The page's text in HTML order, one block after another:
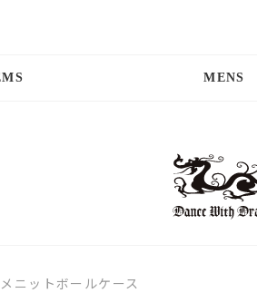
MENS
ニットボールケース